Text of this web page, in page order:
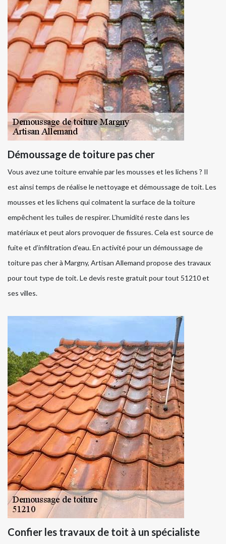
Démoussage de toiture pas cher
Vous avez une toiture envahie par les mousses et les lichens ? Il
est ainsi temps de réalise le nettoyage et démoussage de toit. Les
mousses et les lichens qui colmatent la surface de la toiture
empêchent les tuiles de respirer. L’humidité reste dans les
matériaux et peut alors provoquer de fissures. Cela est source de
fuite et d’infiltration d’eau. En activité pour un démoussage de
toiture pas cher à Margny, Artisan Allemand propose des travaux
pour tout type de toit. Le devis reste gratuit pour tout 51210 et
ses villes.
Confier les travaux de toit à un spécialiste